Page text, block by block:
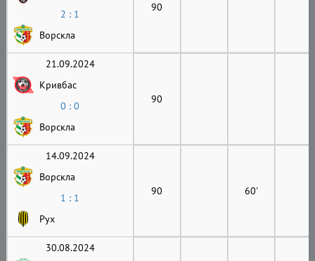
2 : 1
Ворскла
90
21.09.2024
Кривбас
0 : 0
Ворскла
90
14.09.2024
Ворскла
1 : 1
Рух
90 60'
30.08.2024